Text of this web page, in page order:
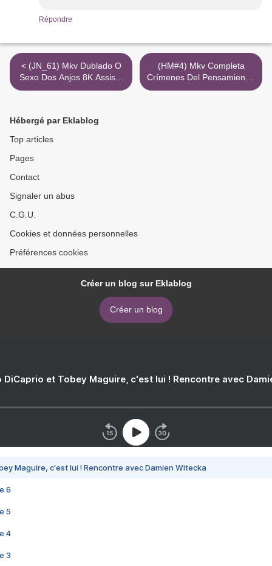
Répondre
< (JN_61) Mkv Dublado O
Sexo Dos Anjos 8K Assistir
Torrent Magnet
(HM#4) Mkv Completa
Crímenes Del Pensamiento:
El Caso Del Policía Caníbal
Hébergé par Eklablog
Top articles
Pages
Contact
Signaler un abus
C.G.U.
Cookies et données personnelles
Préférences cookies
Créer un blog sur Eklablog
Créer un blog
DiCaprio et Tobey Maguire, c'est lui ! Rencontre avec
Maguire, c'est lui ! Rencontre avec Damien Witecka
6
5
4
3